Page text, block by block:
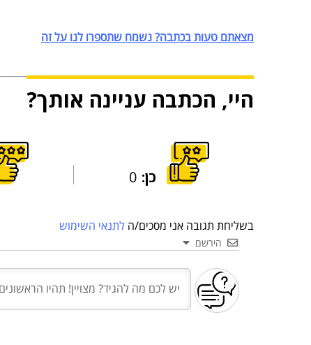
מצאתם טעות בכתבה? נשמח שתספרו לנו על זה
היי, הכתבה עניינה אותך?
כן: 0
בשליחת תגובה אני מסכים/ה לתנאי השימוש
הירשם